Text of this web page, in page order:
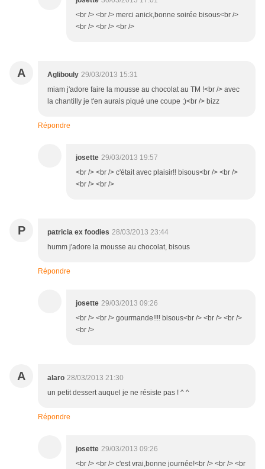
<br /> <br /> merci anick,bonne soirée bisous<br />
<br /> <br /> <br />
A Aglibouly 29/03/2013 15:31
miam j'adore faire la mousse au chocolat au TM !<br /> avec
la chantilly je t'en aurais piqué une coupe ;)<br /> bizz
Répondre
josette 29/03/2013 19:57
<br /> <br /> c'était avec plaisir!! bisous<br /> <br />
<br /> <br />
P patricia ex foodies 28/03/2013 23:44
humm j'adore la mousse au chocolat, bisous
Répondre
josette 29/03/2013 09:26
<br /> <br /> gourmande!!!! bisous<br /> <br /> <br />
<br />
A alaro 28/03/2013 21:30
un petit dessert auquel je ne résiste pas ! ^ ^
Répondre
josette 29/03/2013 09:26
<br /> <br /> c'est vrai,bonne journée!<br /> <br /> <br